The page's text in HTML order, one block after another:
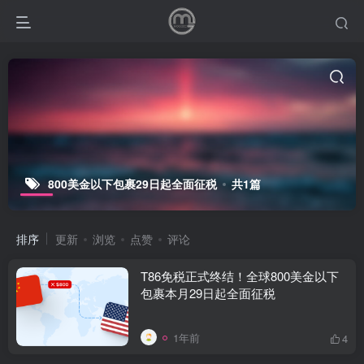
800美金以下包裹29日起全面征税 共1篇
排序 更新 浏览 点赞 评论
T86免税正式终结！全球800美金以下
包裹本月29日起全面征税
1年前 4